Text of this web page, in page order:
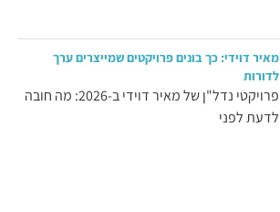
מאיר דוידי: כך בונים פרויקטים שמייצרים ערך
לדורות
פרויקטי נדל"ן של מאיר דוידי ב-2026: מה חובה
לדעת לפני